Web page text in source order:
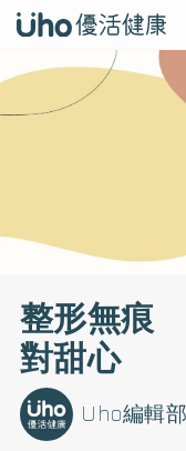
整形無痕
對甜心
Uho編輯部